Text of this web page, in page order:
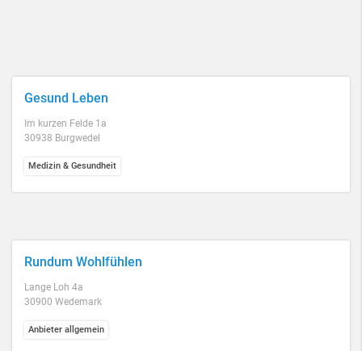
Gesund Leben
Im kurzen Felde 1a
30938 Burgwedel
Medizin & Gesundheit
Rundum Wohlfühlen
Lange Loh 4a
30900 Wedemark
Anbieter allgemein